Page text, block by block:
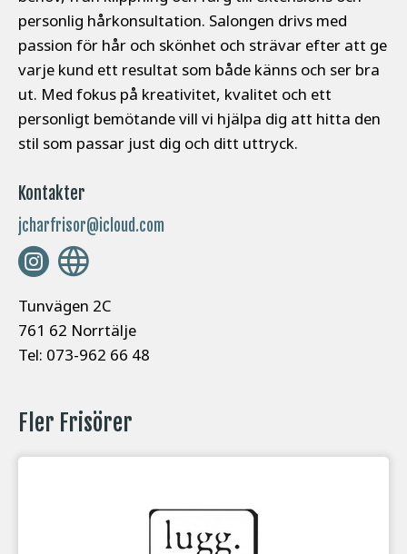
personlig hårkonsultation. Salongen drivs med
passion för hår och skönhet och strävar efter att ge
varje kund ett resultat som både känns och ser bra
ut. Med fokus på kreativitet, kvalitet och ett
personligt bemötande vill vi hjälpa dig att hitta den
stil som passar just dig och ditt uttryck.
Kontakter
jcharfrisor@icloud.com
Tunvägen 2C
761 62 Norrtälje
Tel: 073-962 66 48
Fler Frisörer